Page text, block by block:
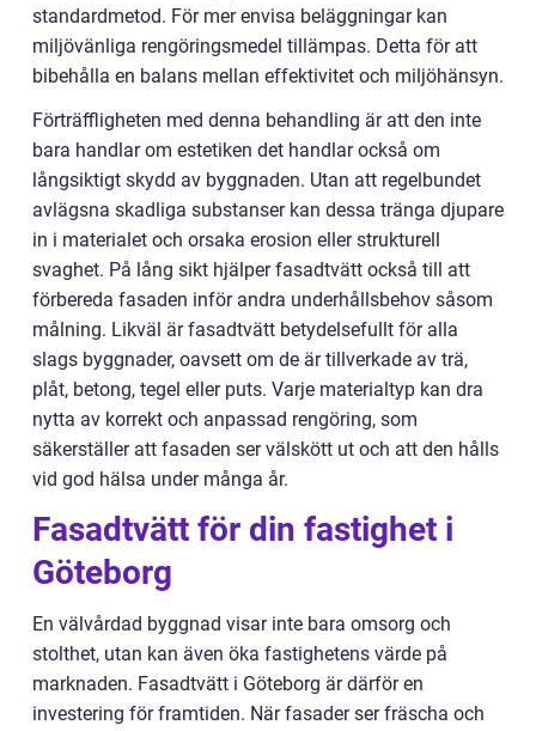
standardmetod. För mer envisa beläggningar kan
miljövänliga rengöringsmedel tillämpas. Detta för att
bibehålla en balans mellan effektivitet och miljöhänsyn.
Förträffligheten med denna behandling är att den inte
bara handlar om estetiken det handlar också om
långsiktigt skydd av byggnaden. Utan att regelbundet
avlägsna skadliga substanser kan dessa tränga djupare
in i materialet och orsaka erosion eller strukturell
svaghet. På lång sikt hjälper fasadtvätt också till att
förbereda fasaden inför andra underhållsbehov såsom
målning. Likväl är fasadtvätt betydelsefullt för alla
slags byggnader, oavsett om de är tillverkade av trä,
plåt, betong, tegel eller puts. Varje materialtyp kan dra
nytta av korrekt och anpassad rengöring, som
säkerställer att fasaden ser välskött ut och att den hålls
vid god hälsa under många år.
Fasadtvätt för din fastighet i
Göteborg
En välvårdad byggnad visar inte bara omsorg och
stolthet, utan kan även öka fastighetens värde på
marknaden. Fasadtvätt i Göteborg är därför en
investering för framtiden. När fasader ser fräscha och